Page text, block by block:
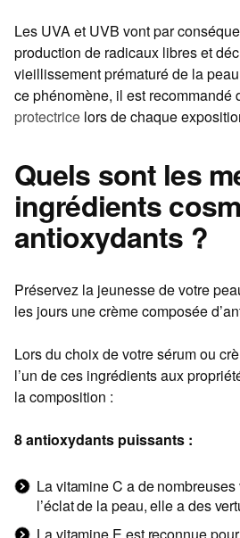
Les UVA et UVB vont par
production de radicaux libres et
vieillissement prématuré de la
ce phénomène, il est recommandé
protectrice lors de chaque
Quels sont les
ingrédients
antioxydants ?
Préservez la jeunesse de votre
les jours une crème composée
Lors du choix de votre sérum ou
l’un de ces ingrédients aux
la composition :
8 antioxydants puissants :
La vitamine C a de
l’éclat de la peau, elle a des